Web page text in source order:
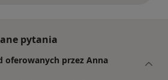
pytania
oferowanych przez Anna